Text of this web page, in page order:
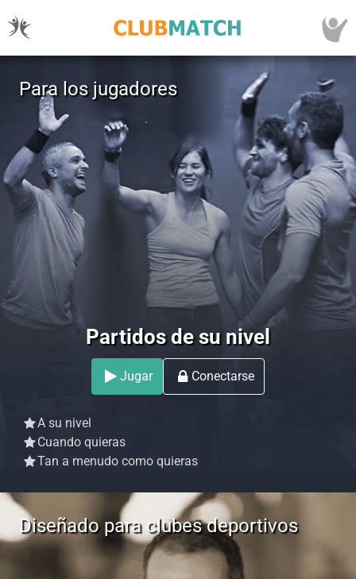
Partidos de su nivel
Jugar Conectarse
A su nivel
Cuando quieras
Tan a menudo como quieras
Para los jugadores
Diseñado para clubes deportivos